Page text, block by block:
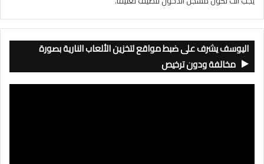
اليوسف يشرف على ضبط مواقع لتخزين الألعاب النارية بصورة
مخالفة ودون ترخيص